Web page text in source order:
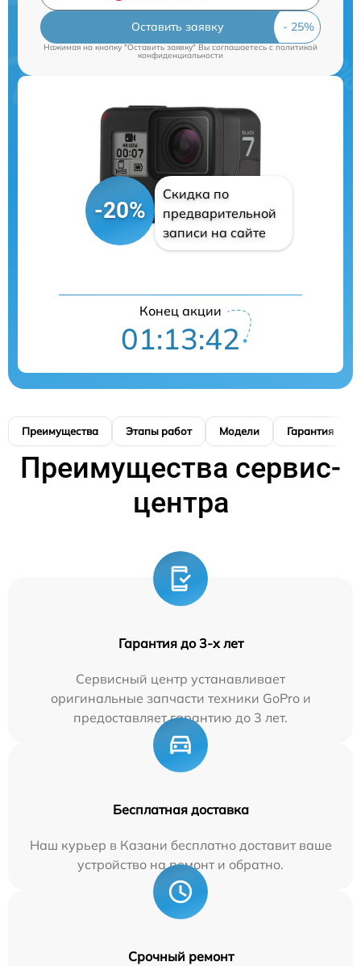
Оставить заявку
Нажимая на кнопку "Оставить заявку" Вы соглашаетесь c политикой
конфиденциальности
-20%
Скидка по
предварительной
записи на сайте
Конец акции
01:13:42
Преимущества Этапы работ Модели Гарантия
Преимущества сервис-
центра
Гарантия до 3-х лет
Сервисный центр устанавливает
оригинальные запчасти техники GoPro и
предоставляет гарантию до 3 лет.
Бесплатная доставка
Наш курьер в Казани бесплатно доставит ваше
устройство на ремонт и обратно.
Срочный ремонт